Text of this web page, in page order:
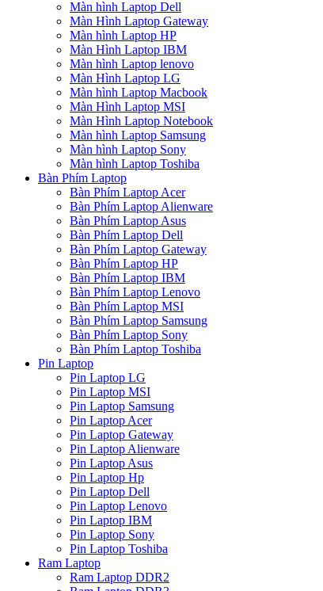
Màn hình Laptop Dell
Màn Hình Laptop Gateway
Màn hình Laptop HP
Màn Hình Laptop IBM
Màn hình Laptop lenovo
Màn Hình Laptop LG
Màn hình Laptop Macbook
Màn Hình Laptop MSI
Màn Hình Laptop Notebook
Màn hình Laptop Samsung
Màn hình Laptop Sony
Màn hình Laptop Toshiba
Bàn Phím Laptop
Bàn Phím Laptop Acer
Bàn Phím Laptop Alienware
Bàn Phím Laptop Asus
Bàn Phím Laptop Dell
Bàn Phím Laptop Gateway
Bàn Phím Laptop HP
Bàn Phím Laptop IBM
Bàn Phím Laptop Lenovo
Bàn Phím Laptop MSI
Bàn Phím Laptop Samsung
Bàn Phím Laptop Sony
Bàn Phím Laptop Toshiba
Pin Laptop
Pin Laptop LG
Pin Laptop MSI
Pin Laptop Samsung
Pin Laptop Acer
Pin Laptop Gateway
Pin Laptop Alienware
Pin Laptop Asus
Pin Laptop Hp
Pin Laptop Dell
Pin Laptop Lenovo
Pin Laptop IBM
Pin Laptop Sony
Pin Laptop Toshiba
Ram Laptop
Ram Laptop DDR2